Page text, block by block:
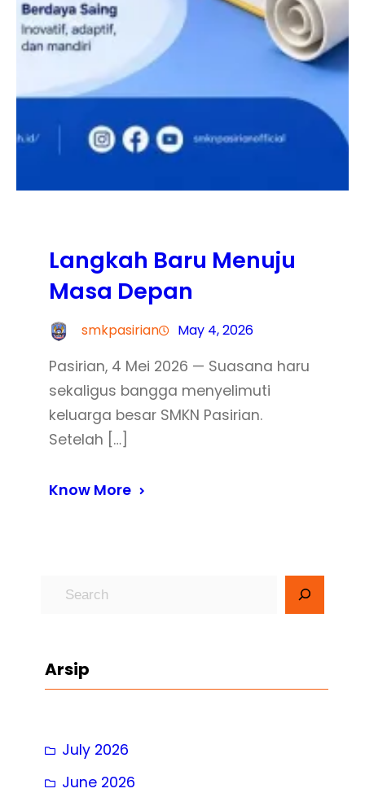
Langkah Baru Menuju
Masa Depan
smkpasirian May 4, 2026
Pasirian, 4 Mei 2026 — Suasana haru
sekaligus bangga menyelimuti
keluarga besar SMKN Pasirian.
Setelah […]
Know More
c
Arsip
July 2026
June 2026